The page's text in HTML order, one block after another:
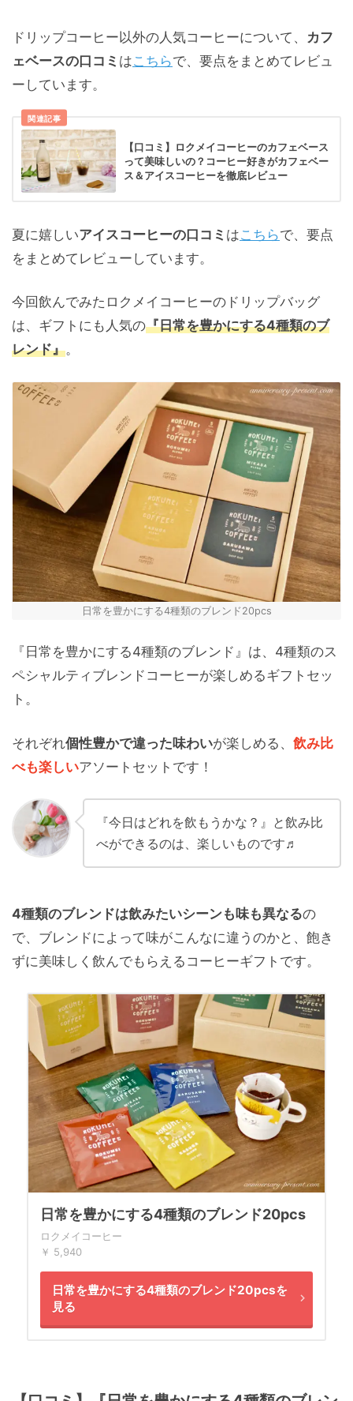
ドリップコーヒー以外の人気コーヒーについて、 カフ
ェベースの口コミ はこちらで、要点をまとめてレビュ
ーしています。
【口コミ】ロクメイコーヒーのカフェベース
って美味しいの？コーヒー好きがカフェベー
ス＆アイスコーヒーを徹底レビュー
関連記事
夏に嬉しいアイスコーヒーの口コミ はこちらで、要点
をまとめてレビューしています。
今回飲んでみたロクメイコーヒーのドリップバッグ
は、ギフトにも人気の『日常を豊かにする4種類のブ
レンド』。
日常を豊かにする4種類のブレンド20pcs
『日常を豊かにする4種類のブレンド』は、4種類のス
ペシャルティブレンドコーヒーが楽しめるギフトセッ
ト。
それぞれ個性豊かで違った味わいが楽しめる、 飲み比
べも楽しいアソートセットです！
『今日はどれを飲もうかな？』と飲み比
べができるのは、楽しいものです♬
4種類のブレンドは飲みたいシーンも味も異なるの
で、ブレンドによって味がこんなに違うのかと、飽き
ずに美味しく飲んでもらえるコーヒーギフトです。
日常を豊かにする4種類のブレンド20pcs
ロクメイコーヒー
￥ 5,940
日常を豊かにする4種類のブレンド20pcsを
見る